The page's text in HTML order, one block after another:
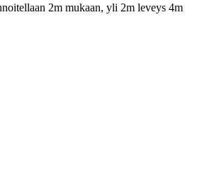
2m mukaan, yli 2m leveys 4m